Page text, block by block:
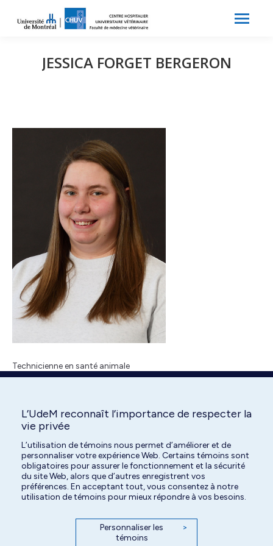
JESSICA FORGET BERGERON
Technicienne en santé animale
Search:
L’UdeM reconnaît l’importance de respecter la
vie privée
L’utilisation de témoins nous permet d’améliorer et de
personnaliser votre expérience Web. Certains témoins sont
obligatoires pour assurer le fonctionnement et la sécurité
du site Web, alors que d’autres enregistrent vos
préférences. En acceptant tout, vous consentez à notre
utilisation de témoins pour mieux répondre à vos besoins.
Personnaliser les
témoins
>